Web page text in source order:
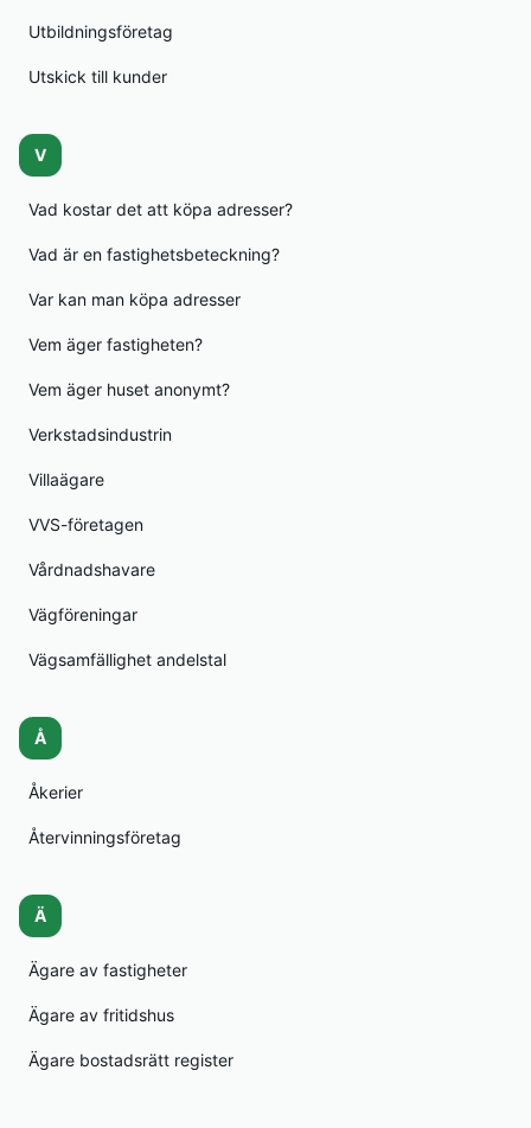
Utbildningsföretag
Utskick till kunder
V
Vad kostar det att köpa adresser?
Vad är en fastighetsbeteckning?
Var kan man köpa adresser
Vem äger fastigheten?
Vem äger huset anonymt?
Verkstadsindustrin
Villaägare
VVS-företagen
Vårdnadshavare
Vägföreningar
Vägsamfällighet andelstal
Å
Åkerier
Återvinningsföretag
Ä
Ägare av fastigheter
Ägare av fritidshus
Ägare bostadsrätt register